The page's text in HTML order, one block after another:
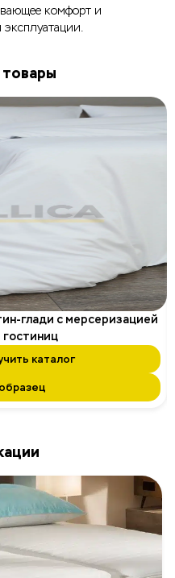
комфорт и
глади с мерсеризацией
гостиниц
каталог